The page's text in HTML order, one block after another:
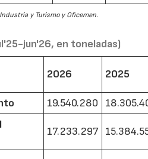
y Turismo y Oficemen.
jun'26, en toneladas)
2026 2025
19.540.280
17.233.297